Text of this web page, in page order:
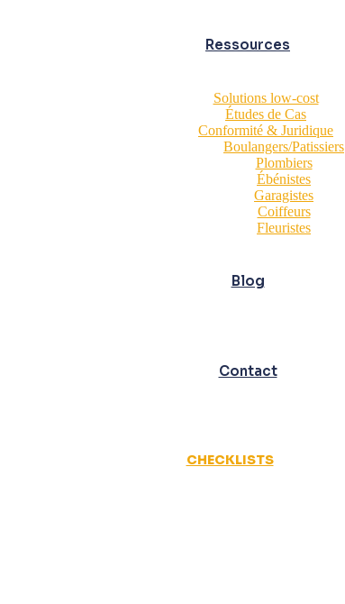
Ressources
Solutions low-cost
Études de Cas
Conformité & Juridique
Boulangers/Patissiers
Plombiers
Ébénistes
Garagistes
Coiffeurs
Fleuristes
Blog
Contact
CHECKLISTS